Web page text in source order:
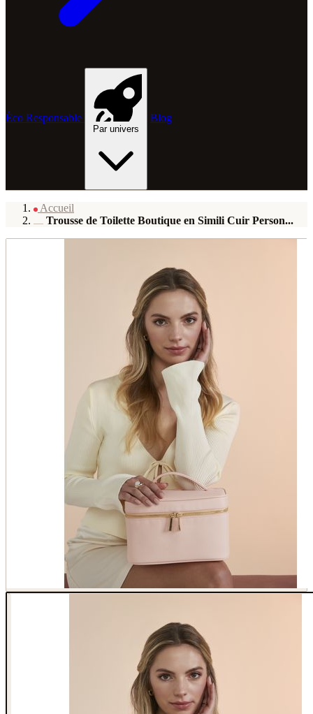
Éco Responsable
Par univers
Blog
Accueil
Trousse de Toilette Boutique en Simili Cuir Person...